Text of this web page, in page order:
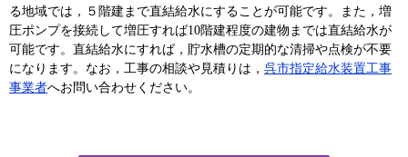
る地域では，５階建まで直結給水にすることが可能です。また，増
圧ポンプを接続して増圧すれば10階建程度の建物までは直結給水が
可能です。直結給水にすれば，貯水槽の定期的な清掃や点検が不要
になります。なお，工事の相談や見積りは， 呉市指定給水装置工事
事業者へお問い合わせください。